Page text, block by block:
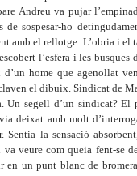
Andreu va pujar
sospesar-ho
amb el rellotge. L’obria i el
l’esfera i les busques
home que agenollat
el dibuix. Sindicat de
Un segell d’un sindicat? El
deixat amb molt
Sentia la sensació
veure com queia fent-se
en un punt blanc de